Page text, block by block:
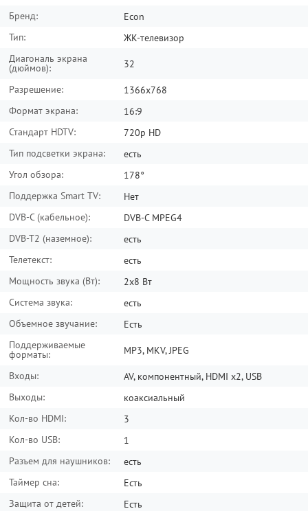
Бренд:
Econ
Тип:
ЖК-телевизор
Диагональ экрана
(дюймов): 32
Разрешение:
1366x768
Формат экрана:
16:9
Стандарт HDTV:
720p HD
Тип подсветки экрана:
есть
Угол обзора:
178°
Поддержка Smart TV:
Нет
DVB-C (кабельное):
DVB-C MPEG4
DVB-T2 (наземное):
есть
Телетекст:
есть
Мощность звука (Вт):
2х8 Вт
Система звука:
есть
Объемное звучание:
Есть
Поддерживаемые
форматы: MP3, MKV, JPEG
Входы:
AV, компонентный, HDMI x2, USB
Выходы:
коаксиальный
Кол-во HDMI:
3
Кол-во USB:
1
Разъем для наушников:
есть
Таймер сна:
Есть
Защита от детей:
Есть
Написать отзыв
Комментарий:
Все хорошо
Достоинства:
Доставка
Задать вопрос